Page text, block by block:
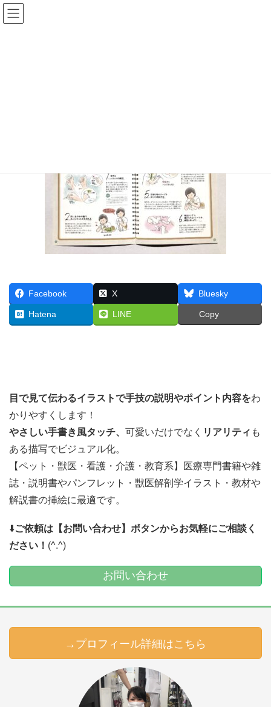
Facebook X Bluesky
Hatena LINE Copy
目で見て伝わるイラストで手技の説明やポイント内容をわ
かりやすくします！
やさしい手書き風タッチ、 可愛いだけでなく リアリティ も
ある描写でビジュアル化。
【ペット・獣医・看護・介護・教育系】医療専門書籍や雑
誌・説明書やパンフレット・獣医解剖学イラスト・教材や
解説書の挿絵に最適です。
⬇️ご依頼は【お問い合わせ】ボタンからお気軽にご相談く
ださい！ (^.^)
お問い合わせ
→プロフィール詳細はこちら